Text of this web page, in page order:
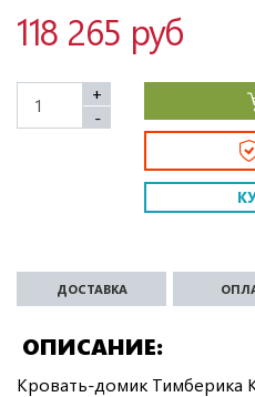
118 265 руб
+
-
ОПИСАНИЕ
ДОСТАВКА
Кровать-домик Тимберика